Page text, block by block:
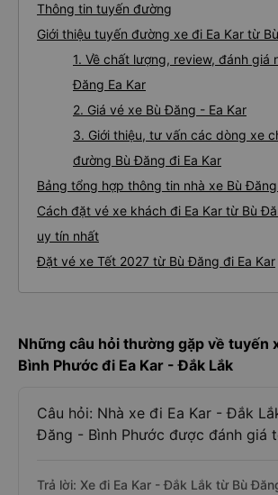
Thông tin tuyến đường
Giới thiệu tuyến đường xe đi Ea Kar từ
1. Về chất lượng, review, đánh giá
Đăng Ea Kar
2. Giá vé xe Bù Đăng - Ea Kar
3. Giới thiệu, tư vấn các dòng xe
đường Bù Đăng đi Ea Kar
Bảng tổng hợp thông tin nhà xe Bù
Cách đặt vé xe khách đi Ea Kar từ Bù
uy tín nhất
Đặt vé xe Tết 2027 từ Bù Đăng đi Ea Kar
Những câu hỏi thường gặp về tuyến
Bình Phước đi Ea Kar - Đắk Lắk
Câu hỏi: Nhà xe đi Ea Kar - Đắk
Đăng - Bình Phước được đánh giá
Trả lời: Xe đi Ea Kar - Đắk Lắk từ Bù